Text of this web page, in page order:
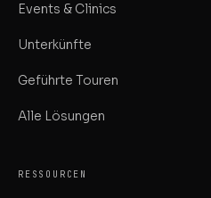
Events & Clinics
Unterkünfte
Geführte Touren
Alle Lösungen
RESSOURCEN